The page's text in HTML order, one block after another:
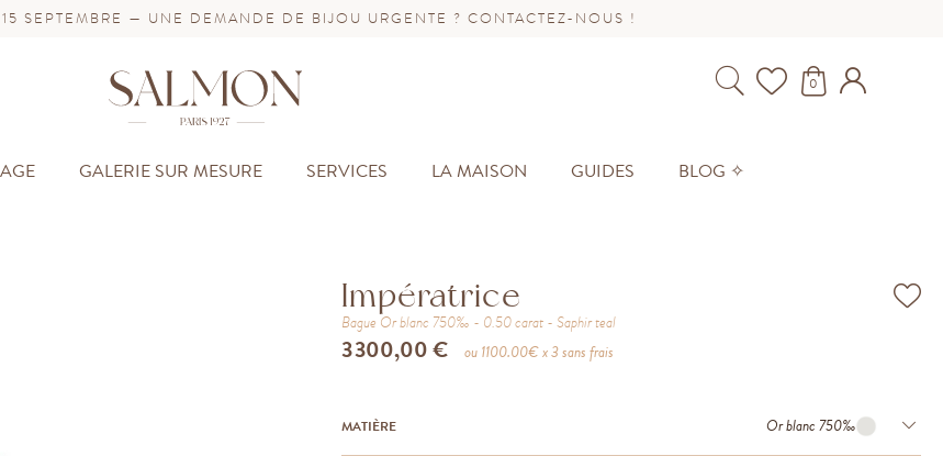
SEPTEMBRE — UNE DEMANDE DE BIJOU URGENTE ? CONTACTEZ-NOUS !
GALERIE SUR MESURE SERVICES LA MAISON GUIDES BLOG ✧
0
Impératrice
Bague Or blanc 750‰ 0.50carat Saphir teal
3 300,00 € ou1100.00€ x 3 sans frais
MATIÈRE Or blanc 750‰